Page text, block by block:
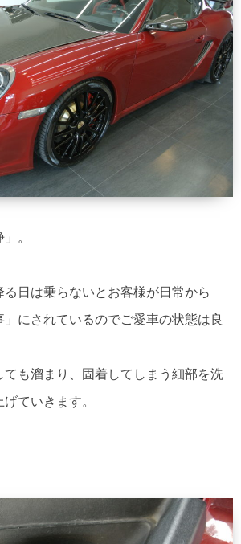
。
日は乗らないとお客様が日常から
」にされているのでご愛車の状態は良
ても溜まり、固着してしまう細部を洗
ていきます。